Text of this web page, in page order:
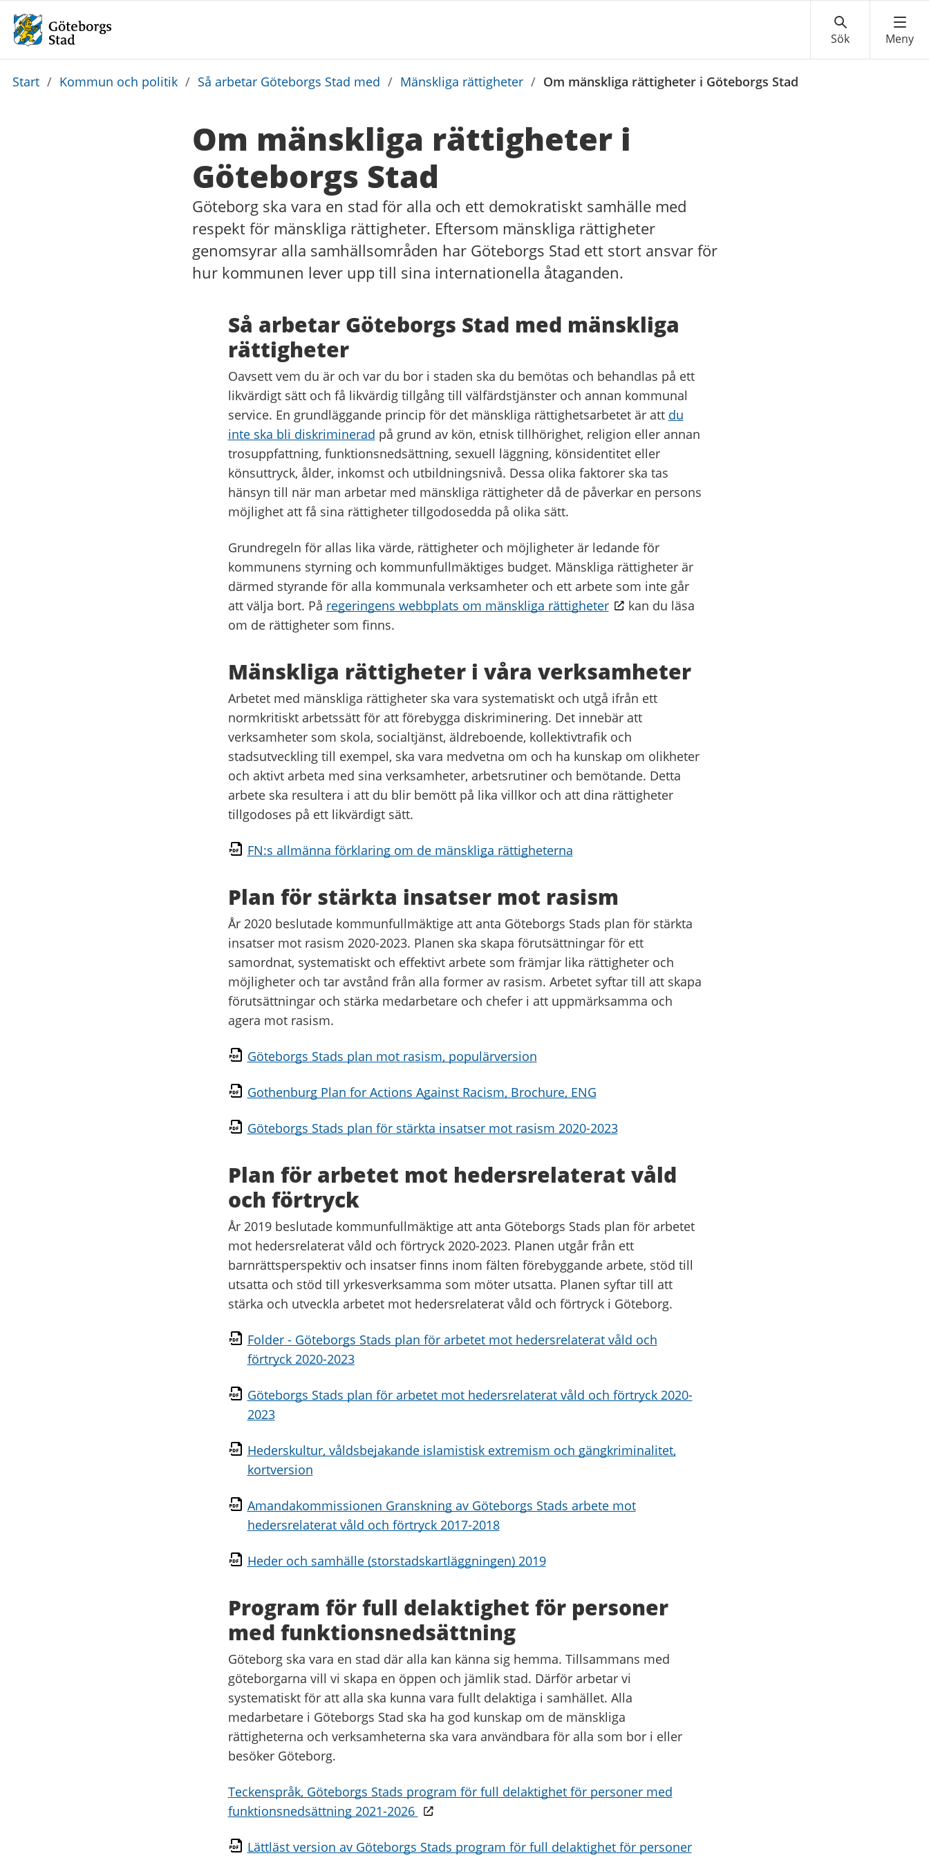
Du
Start / Kommun och politik / Så arbetar Göteborgs Stad med / Mänskliga rättigheter / Om mänskliga rättigheter i Göteborgs Stad
Om mänskliga rättigheter i
Göteborgs Stad
Göteborg ska vara en stad för alla och ett demokratiskt samhälle med
respekt för mänskliga rättigheter. Eftersom mänskliga rättigheter
genomsyrar alla samhällsområden har Göteborgs Stad ett stort ansvar för
hur kommunen lever upp till sina internationella åtaganden.
Så arbetar Göteborgs Stad med mänskliga
rättigheter
Oavsett vem du är och var du bor i staden ska du bemötas och behandlas på ett
likvärdigt sätt och få likvärdig tillgång till välfärdstjänster och annan kommunal
service. En grundläggande princip för det mänskliga rättighetsarbetet är att du
inte ska bli diskriminerad på grund av kön, etnisk tillhörighet, religion eller annan
trosuppfattning, funktionsnedsättning, sexuell läggning, könsidentitet eller
könsuttryck, ålder, inkomst och utbildningsnivå. Dessa olika faktorer ska tas
hänsyn till när man arbetar med mänskliga rättigheter då de påverkar en persons
möjlighet att få sina rättigheter tillgodosedda på olika sätt.
Grundregeln för allas lika värde, rättigheter och möjligheter är ledande för
kommunens styrning och kommunfullmäktiges budget. Mänskliga rättigheter är
därmed styrande för alla kommunala verksamheter och ett arbete som inte går
att välja bort. På regeringens webbplats om mänskliga rättigheter
kan du läsa
om de rättigheter som finns.
Mänskliga rättigheter i våra verksamheter
Arbetet med mänskliga rättigheter ska vara systematiskt och utgå ifrån ett
normkritiskt arbetssätt för att förebygga diskriminering. Det innebär att
verksamheter som skola, socialtjänst, äldreboende, kollektivtrafik och
stadsutveckling till exempel, ska vara medvetna om och ha kunskap om olikheter
och aktivt arbeta med sina verksamheter, arbetsrutiner och bemötande. Detta
arbete ska resultera i att du blir bemött på lika villkor och att dina rättigheter
tillgodoses på ett likvärdigt sätt.
FN:s allmänna förklaring om de mänskliga rättigheterna
Plan för stärkta insatser mot rasism
År 2020 beslutade kommunfullmäktige att anta Göteborgs Stads plan för stärkta
insatser mot rasism 2020-2023. Planen ska skapa förutsättningar för ett
samordnat, systematiskt och effektivt arbete som främjar lika rättigheter och
möjligheter och tar avstånd från alla former av rasism. Arbetet syftar till att skapa
förutsättningar och stärka medarbetare och chefer i att uppmärksamma och
agera mot rasism.
Göteborgs Stads plan mot rasism, populärversion
Gothenburg Plan for Actions Against Racism, Brochure, ENG
Göteborgs Stads plan för stärkta insatser mot rasism 2020-2023
Plan för arbetet mot hedersrelaterat våld
och förtryck
År 2019 beslutade kommunfullmäktige att anta Göteborgs Stads plan för arbetet
mot hedersrelaterat våld och förtryck 2020-2023. Planen utgår från ett
barnrättsperspektiv och insatser finns inom fälten förebyggande arbete, stöd till
utsatta och stöd till yrkesverksamma som möter utsatta. Planen syftar till att
stärka och utveckla arbetet mot hedersrelaterat våld och förtryck i Göteborg.
Folder - Göteborgs Stads plan för arbetet mot hedersrelaterat våld och
förtryck 2020-2023
Göteborgs Stads plan för arbetet mot hedersrelaterat våld och förtryck 2020-
2023
Hederskultur, våldsbejakande islamistisk extremism och gängkriminalitet,
kortversion
Amandakommissionen Granskning av Göteborgs Stads arbete mot
hedersrelaterat våld och förtryck 2017-2018
Heder och samhälle (storstadskartläggningen) 2019
Program för full delaktighet för personer
med funktionsnedsättning
Göteborg ska vara en stad där alla kan känna sig hemma. Tillsammans med
göteborgarna vill vi skapa en öppen och jämlik stad. Därför arbetar vi
systematiskt för att alla ska kunna vara fullt delaktiga i samhället. Alla
medarbetare i Göteborgs Stad ska ha god kunskap om de mänskliga
rättigheterna och verksamheterna ska vara användbara för alla som bor i eller
besöker Göteborg.
Teckenspråk, Göteborgs Stads program för full delaktighet för personer med
funktionsnedsättning 2021-2026
Lättläst version av Göteborgs Stads program för full delaktighet för personer